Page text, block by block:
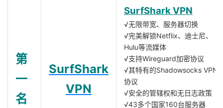
第
一
名
SurfShark
VPN
SurfShark VPN
√无限带宽、服务器切换
√完美解锁Netflix、迪士尼、
Hulu等流媒体
√支持Wireguard加密协议
√其特有的Shadowsocks VPN
协议
√安全的管辖权和无日志政策
√43多个国家160台服务器